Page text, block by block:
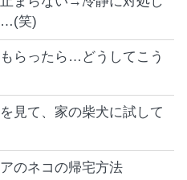
…(笑)
らったら…どうしてこう
見て、家の柴犬に試して
のネコの帰宅方法